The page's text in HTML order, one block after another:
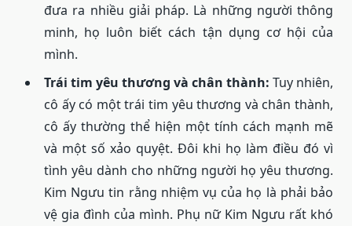
đưa ra nhiều giải pháp. Là những người thông
minh, họ luôn biết cách tận dụng cơ hội của
mình.
Trái tim yêu thương và chân thành: Tuy nhiên,
cô ấy có một trái tim yêu thương và chân thành,
cô ấy thường thể hiện một tính cách mạnh mẽ
và một số xảo quyệt. Đôi khi họ làm điều đó vì
tình yêu dành cho những người họ yêu thương.
Kim Ngưu tin rằng nhiệm vụ của họ là phải bảo
vệ gia đình của mình. Phụ nữ Kim Ngưu rất khó